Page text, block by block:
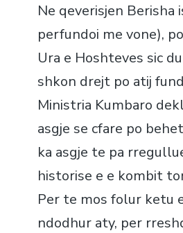
Ne qeverisjen
perfundoi me vone),
Ura e Hoshteves sic
shkon drejt po atij
Ministria Kumbaro
asgje se cfare po
ka asgje te pa
historise e e kombit
Per te mos folur ketu
ndodhur aty, per